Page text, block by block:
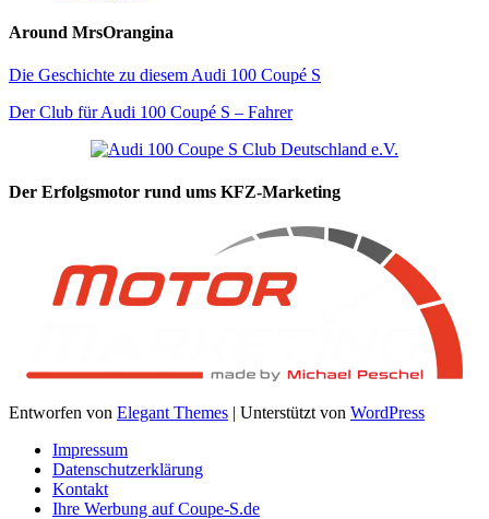
Around MrsOrangina
Die Geschichte zu diesem Audi 100 Coupé S
Der Club für Audi 100 Coupé S – Fahrer
Der Erfolgsmotor rund ums KFZ-Marketing
Entworfen von Elegant Themes | Unterstützt von WordPress
Impressum
Datenschutzerklärung
Kontakt
Ihre Werbung auf Coupe-S.de